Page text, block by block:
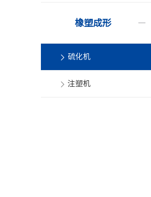
橡塑成形
硫化机
注塑机